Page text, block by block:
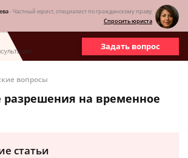
- Частный юрист, специалист по гражданскому праву
Спросить юриста
Задать вопрос
вопросы
на временное
статьи